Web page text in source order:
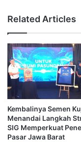
Related Articles
Kembalinya Semen
Menandai Langkah
SIG Memperkuat
Pasar Jawa Barat